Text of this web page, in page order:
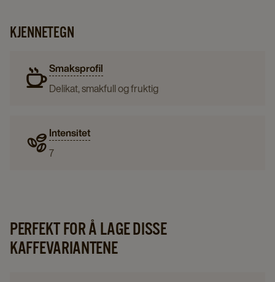
KJENNETEGN
Smaksprofil
Delikat, smakfull og fruktig
Intensitet
7
PERFEKT FOR Å LAGE DISSE
KAFFEVARIANTENE